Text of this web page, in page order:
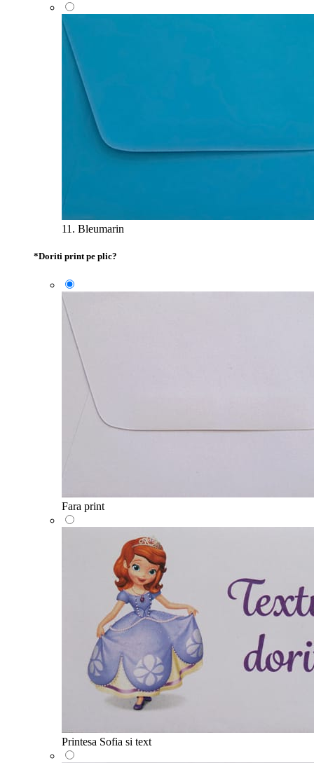
11. Bleumarin
*Doriti print pe plic?
Fara print
Printesa Sofia si text